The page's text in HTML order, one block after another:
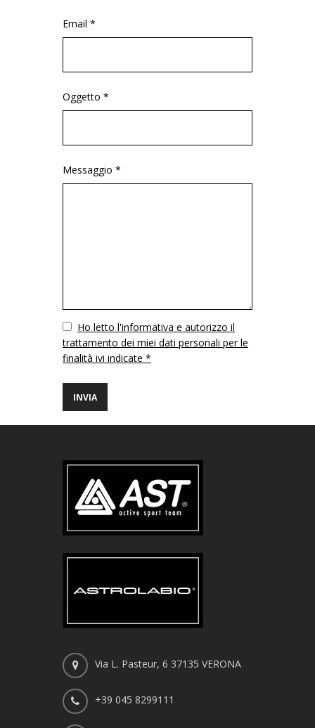
Email *
Oggetto *
Messaggio *
VuotoHo letto l'informativa e autorizzo il
trattamento dei miei dati personali per le
finalità ivi indicate *
Via L. Pasteur, 6 37135 VERONA
+39 045 8299111